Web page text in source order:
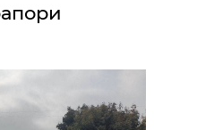
Лайф стайл
Здоровье